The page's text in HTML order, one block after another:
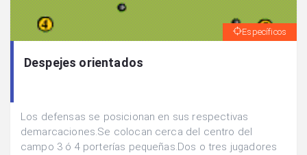
Específicos
Despejes orientados
Los defensas se posicionan en sus respectivas
demarcaciones.Se colocan cerca del centro del
campo 3 ó 4 porterías pequeñas.Dos o tres jugadores